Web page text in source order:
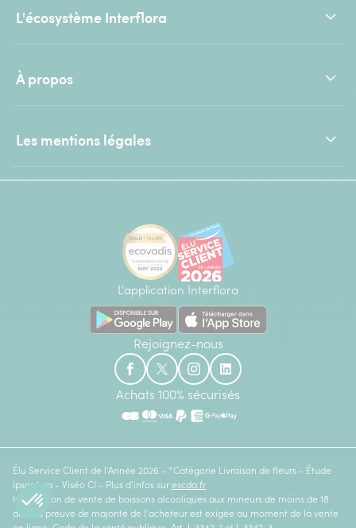
L'écosystème Interflora
À propos
Les mentions légales
L'application Interflora
Rejoignez-nous
Achats 100% sécurisés
Élu Service Client de l'Année 2026 - *Catégorie Livraison de fleurs - Étude
Ipsos bva - Viséo CI - Plus d'infos sur escda.fr
Interdiction de vente de boissons alcooliques aux mineurs de moins de 18
ans. La preuve de majorité de l'acheteur est exigée au moment de la vente